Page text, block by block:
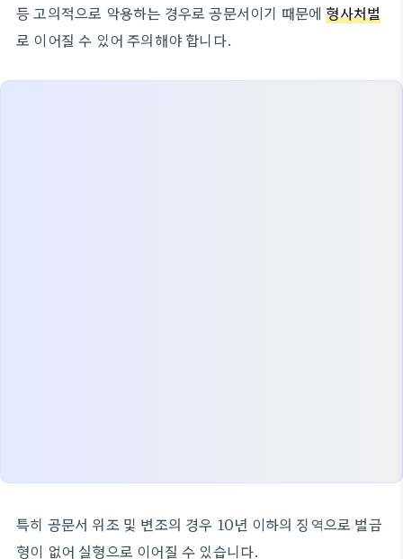
등 고의적으로 악용하는 경우로 공문서이기 때문에형사처벌
로 이어질 수 있어 주의해야 합니다.
특히 공문서 위조 및 변조의 경우 10년 이하의 징역으로 벌금
형이 없어 실형으로 이어질 수 있습니다.